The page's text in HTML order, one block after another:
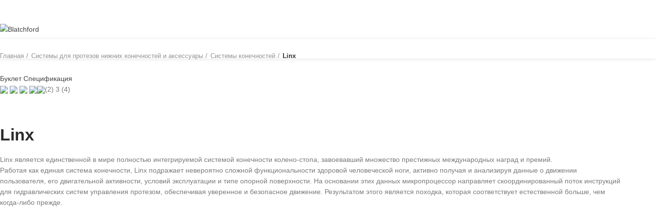
Главная
Системы для протезов нижних конечностей и аксессуары Системы конечностей Linx
БуклетСпецификация
(2) 3 (4)
Linx
Linx является единственной в мире полностью интегрируемой системой конечности колено-стопа, завоевавший множество престижных международных наград и премий.
Работая как единая система конечности, Linx подражает невероятно сложной функциональности здоровой человеческой ноги, активно получая и анализируя данные о движении
пользователя, его двигательной активности, условий эксплуатации и типе опорной поверхности. На основании этих данных микропроцессор направляет скоординированный поток инструкций
для гидравлических систем управления протезом, обеспечивая уверенное и безопасное движение. Результатом этого является походка, которая соответствует естественной больше, чем
когда-либо прежде.